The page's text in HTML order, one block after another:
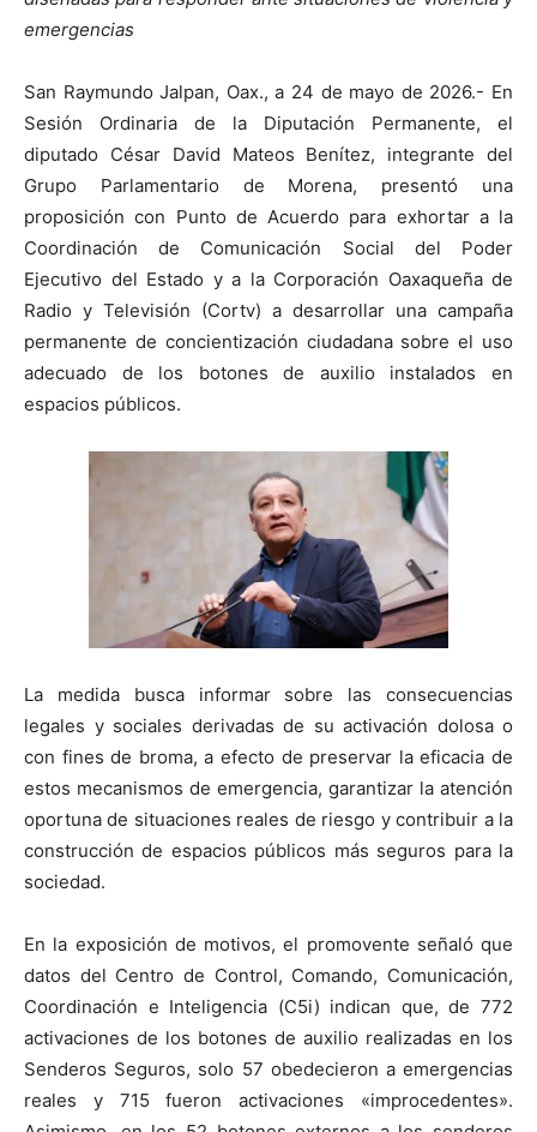
emergencias
San Raymundo Jalpan, Oax., a 24 de mayo de 2026.- En
Sesión Ordinaria de la Diputación Permanente, el
diputado César David Mateos Benítez, integrante del
Grupo Parlamentario de Morena, presentó una
proposición con Punto de Acuerdo para exhortar a la
Coordinación de Comunicación Social del Poder
Ejecutivo del Estado y a la Corporación Oaxaqueña de
Radio y Televisión (Cortv) a desarrollar una campaña
permanente de concientización ciudadana sobre el uso
adecuado de los botones de auxilio instalados en
espacios públicos.
La medida busca informar sobre las consecuencias
legales y sociales derivadas de su activación dolosa o
con fines de broma, a efecto de preservar la eficacia de
estos mecanismos de emergencia, garantizar la atención
oportuna de situaciones reales de riesgo y contribuir a la
construcción de espacios públicos más seguros para la
sociedad.
En la exposición de motivos, el promovente señaló que
datos del Centro de Control, Comando, Comunicación,
Coordinación e Inteligencia (C5i) indican que, de 772
activaciones de los botones de auxilio realizadas en los
Senderos Seguros, solo 57 obedecieron a emergencias
reales y 715 fueron activaciones «improcedentes».